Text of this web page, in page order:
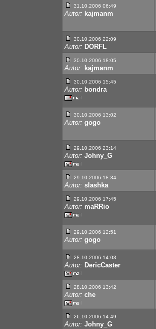
31.10.2006 06:49
Autor: kajmanm
30.10.2006 22:09
Autor: DORFL
30.10.2006 18:05
Autor: kajmanm
30.10.2006 15:45
Autor: bondra
30.10.2006 13:02
Autor: gogo
29.10.2006 23:14
Autor: Johny_G
29.10.2006 18:34
Autor: slashka
29.10.2006 17:45
Autor: maRRio
29.10.2006 12:51
Autor: gogo
28.10.2006 14:03
Autor: DericCaster
28.10.2006 13:42
Autor: che
26.10.2006 14:49
Autor: Johny_G